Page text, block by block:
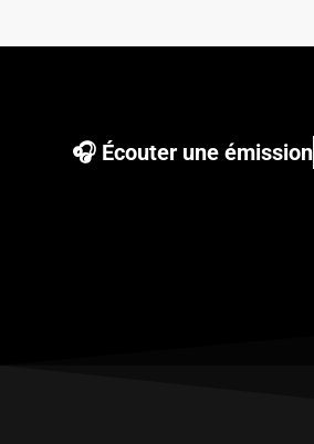
🎧 Écouter une émission